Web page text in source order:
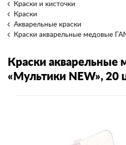
Краски и кисточки
Краски
Акварельные краски
Краски акварельные медовые
Краски
«Мультики NEW», 20